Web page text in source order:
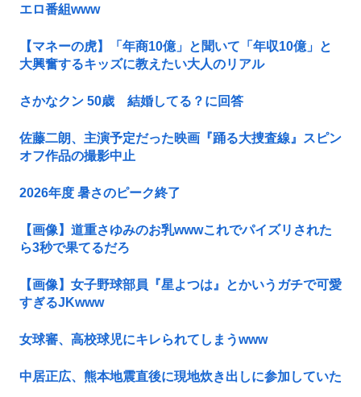
エロ番組www
【マネーの虎】「年商10億」と聞いて「年収10億」と
大興奮するキッズに教えたい大人のリアル
さかなクン 50歳 結婚してる？に回答
佐藤二朗、主演予定だった映画『踊る大捜査線』スピン
オフ作品の撮影中止
2026年度 暑さのピーク終了
【画像】道重さゆみのお乳wwwこれでパイズリされた
ら3秒で果てるだろ
【画像】女子野球部員『星よつは』とかいうガチで可愛
すぎるJKwww
女球審、高校球児にキレられてしまうwww
中居正広、熊本地震直後に現地炊き出しに参加していた